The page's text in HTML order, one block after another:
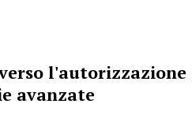
avanzate